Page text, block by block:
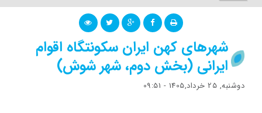
شهرهای کهن ایران سکونتگاه اقوام
ایرانی (بخش دوم، شهر شوش)
دوشنبه, 25 خرداد,1405 - 09:51